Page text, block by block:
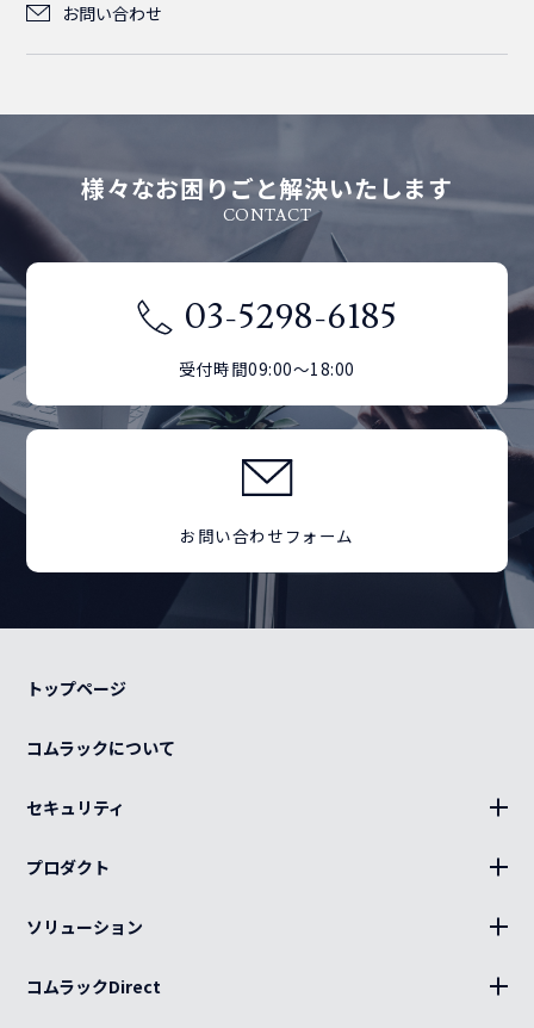
5m
4.5mSC/SC
LC/SCLC/SC
SC/SCLC/LC
OM3
SC/SC
LC/SC
SC/OPEN
LC/OPEN
OM4
SM(シングルモード)
OM4
お問い合わせ
様々なお困りごと解決いたします
CONTACT
03-5298-6185
受付時間09:00～18:00
お問い合わせフォーム
トップページ
コムラックについて
セキュリティ
プロダクト
キャビネット、部材
分電盤
ソリューション
キッティング
コムラックDirect